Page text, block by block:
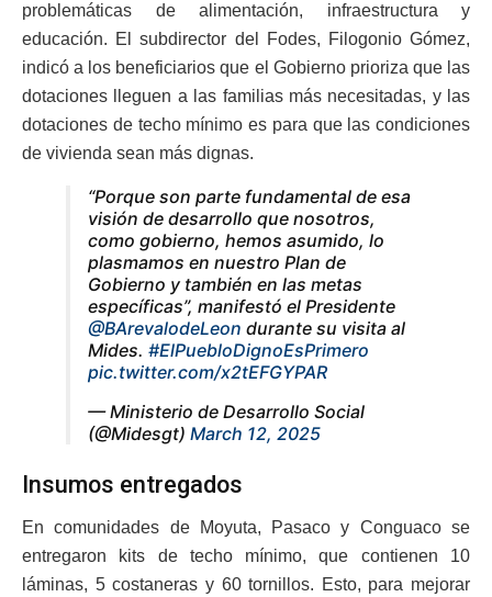
problemáticas de alimentación, infraestructura y
educación. El subdirector del Fodes, Filogonio Gómez,
indicó a los beneficiarios que el Gobierno prioriza que las
dotaciones lleguen a las familias más necesitadas, y las
dotaciones de techo mínimo es para que las condiciones
de vivienda sean más dignas.
“Porque son parte fundamental de esa
visión de desarrollo que nosotros,
como gobierno, hemos asumido, lo
plasmamos en nuestro Plan de
Gobierno y también en las metas
específicas”, manifestó el Presidente
@BArevalodeLeon durante su visita al
Mides. #ElPuebloDignoEsPrimero
pic.twitter.com/x2tEFGYPAR
— Ministerio de Desarrollo Social
(@Midesgt) March 12, 2025
Insumos entregados
En comunidades de Moyuta, Pasaco y Conguaco se
entregaron kits de techo mínimo, que contienen 10
láminas, 5 costaneras y 60 tornillos. Esto, para mejorar